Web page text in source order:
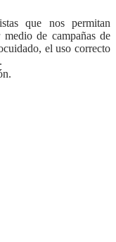
que nos permitan
de campañas de
el uso correcto